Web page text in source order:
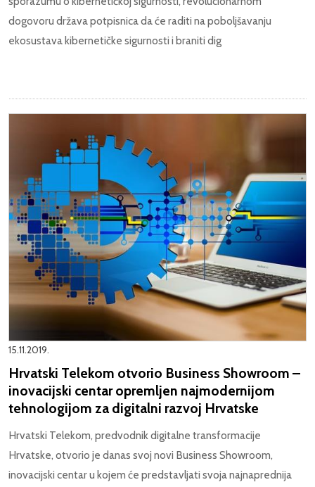
dogovoru država potpisnica da će raditi na poboljšavanju
ekosustava kibernetičke sigurnosti i braniti dig
15.11.2019.
Hrvatski Telekom otvorio Business Showroom –
inovacijski centar opremljen najmodernijom
tehnologijom za digitalni razvoj Hrvatske
Hrvatski Telekom, predvodnik digitalne transformacije
Hrvatske, otvorio je danas svoj novi Business Showroom,
inovacijski centar u kojem će predstavljati svoja najnaprednija